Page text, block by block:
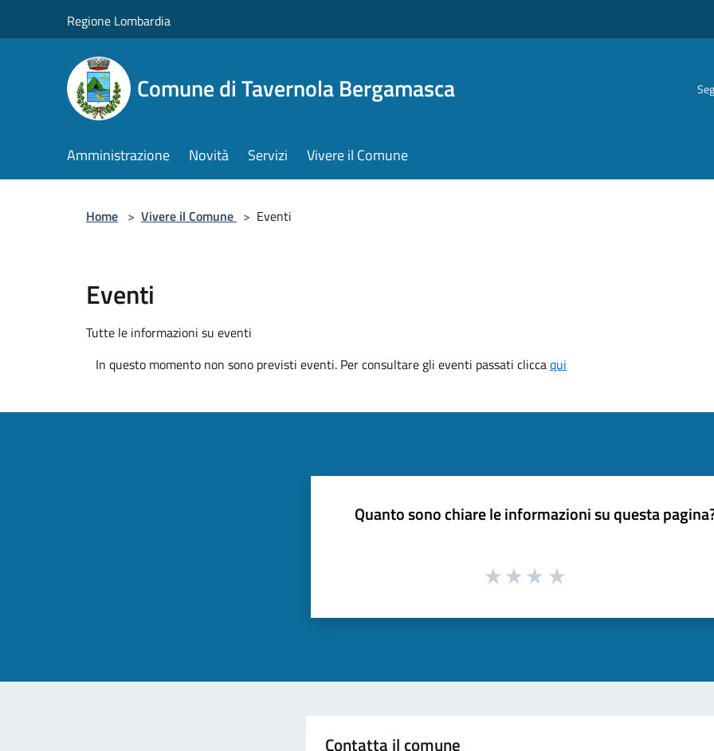
Regione Lombardia
Comune di Tavernola Bergamasca
Amministrazione Novità Servizi Vivere il Comune
Home > Vivere il Comune > Eventi
Eventi
Tutte le informazioni su eventi
In questo momento non sono previsti eventi. Per consultare gli eventi passati cliccaqui
Quanto sono chiare le informazioni su questa
Contatta il comune